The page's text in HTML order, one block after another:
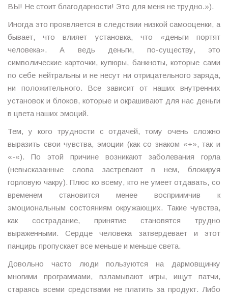
ВЫ! Не стоит благодарности! Это для меня не трудно.»).
Иногда это проявляется в следствии низкой самооценки, а
бывает, что влияет установка, что «деньги портят
человека». А ведь деньги, по-существу, это
символические карточки, купюры, банкноты, которые сами
по себе нейтральны и не несут ни отрицательного заряда,
ни положительного. Все зависит от наших внутренних
установок и блоков, которые и окрашивают для нас деньги
в цвета наших эмоций.
Тем, у кого трудности с отдачей, тому очень сложно
выразить свои чувства, эмоции (как со знаком «+», так и
«-«). По этой причине возникают заболевания горла
(невысказанные слова застревают в нем, блокируя
горловую чакру). Плюс ко всему, кто не умеет отдавать, со
временем становится менее восприимчив к
эмоциональным состояниям окружающих. Такие чувства,
как сострадание, принятие становятся трудно
выраженными. Сердце человека затвердевает и этот
панцирь пропускает все меньше и меньше света.
Довольно часто люди пользуются на дармовщинку
многими программами, взламывают игры, ищут патчи,
стараясь всеми средствами не платить за продукт. Либо